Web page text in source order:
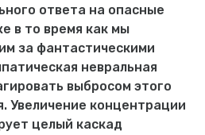
ответа на опасные
в то время как мы
за фантастическими
невральная
выбросом этого
Увеличение концентрации
целый каскад